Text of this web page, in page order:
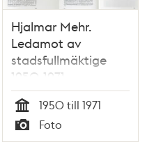
Hjalmar Mehr.
Ledamot av
stadsfullmäktige
1950-1971.
Borgarråd 1948-1971
Tid
1950 till 1971
Typ
Foto